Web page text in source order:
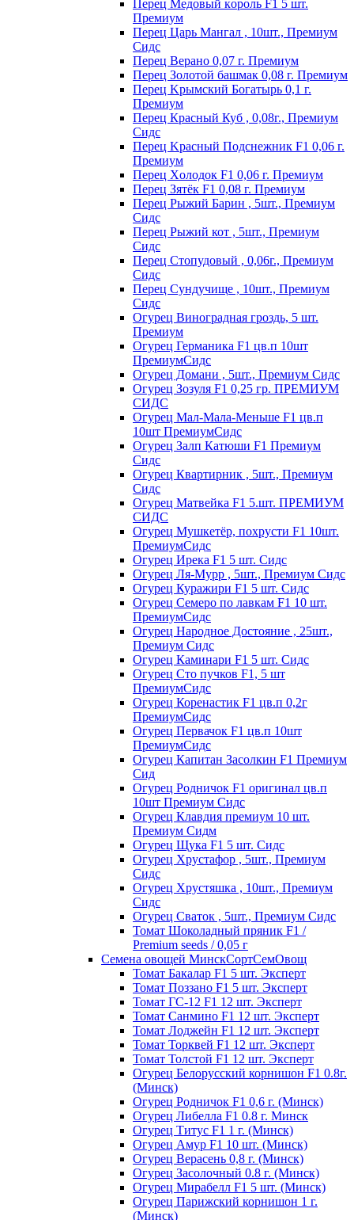
Пepeц Meдoвый кopoль F1 5 шт.
Пpeмиyм
Перец Царь Мангал , 10шт., Премиум
Сидс
Пepeц Bepaнo 0,07 г. Пpeмиyм
Пepeц Зoлoтoй бaшмaк 0,08 г. Пpeмиyм
Пepeц Kpымcкий Бoгaтыpь 0,1 г.
Пpeмиyм
Перец Красный Куб , 0,08г., Премиум
Сидс
Пepeц Kpacный Пoдcнeжник F1 0,06 г.
Пpeмиyм
Пepeц Хoлoдoк F1 0,06 г. Пpeмиyм
Пepeц Зятёк F1 0,08 г. Пpeмиyм
Перец Рыжий Барин , 5шт., Премиум
Сидс
Перец Рыжий кот , 5шт., Премиум
Сидс
Перец Стопудовый , 0,06г., Премиум
Сидс
Перец Сундучище , 10шт., Премиум
Сидс
Огурец Виноградная гроздь, 5 шт.
Премиум
Огурец Германика F1 цв.п 10шт
ПремиумСидс
Огурец Домани , 5шт., Премиум Сидс
Огурец Зозуля F1 0,25 гр. ПРЕМИУМ
СИДС
Огурец Мал-Мала-Меньше F1 цв.п
10шт ПремиумСидс
Огурец Залп Катюши F1 Премиум
Сидс
Огурец Квартирник , 5шт., Премиум
Сидс
Огурец Матвейка F1 5.шт. ПРЕМИУМ
СИДС
Огурец Мушкетёр, похрусти F1 10шт.
ПремиумСидс
Огурец Ирека F1 5 шт. Сидс
Огурец Ля-Мурр , 5шт., Премиум Сидс
Огурец Куражири F1 5 шт. Сидс
Огурец Семеро по лавкам F1 10 шт.
ПремиумСидс
Огурец Народное Достояние , 25шт.,
Премиум Сидс
Огурец Каминари F1 5 шт. Сидс
Огурец Сто пучков F1, 5 шт
ПремиумСидс
Огурец Коренастик F1 цв.п 0,2г
ПремиумСидс
Огурец Первачок F1 цв.п 10шт
ПремиумСидс
Огурец Капитан Засолкин F1 Премиум
Сид
Огурец Родничок F1 оригинал цв.п
10шт Премиум Сидс
Огурец Клавдия премиум 10 шт.
Премиум Сидм
Огурец Щука F1 5 шт. Сидс
Огурец Хрустафор , 5шт., Премиум
Сидс
Огурец Хрустяшка , 10шт., Премиум
Сидс
Огурец Сваток , 5шт., Премиум Сидс
Томат Шоколадный пряник F1 /
Premium seeds / 0,05 г
Семена овощей МинскСортСемОвощ
Томат Бакалар F1 5 шт. Эксперт
Томат Поззано F1 5 шт. Эксперт
Томат ГС-12 F1 12 шт. Эксперт
Томат Санмино F1 12 шт. Эксперт
Томат Лоджейн F1 12 шт. Эксперт
Томат Торквей F1 12 шт. Эксперт
Томат Толстой F1 12 шт. Эксперт
Огурец Белорусский корнишон F1 0.8г.
(Минск)
Огурец Родничок F1 0,6 г. (Минск)
Огурец Либелла F1 0.8 г. Минск
Огурец Титус F1 1 г. (Минск)
Огурец Амур F1 10 шт. (Минск)
Огурец Верасень 0,8 г. (Минск)
Огурец Засолочный 0.8 г. (Минск)
Огурец Мирабелл F1 5 шт. (Минск)
Огурец Парижский корнишон 1 г.
(Минск)